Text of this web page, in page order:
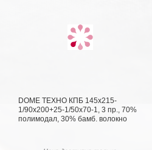
DOME ТЕХНО КПБ 145х215-
1/90х200+25-1/50х70-1, 3 пр., 70%
полимодал, 30% бамб. волокно